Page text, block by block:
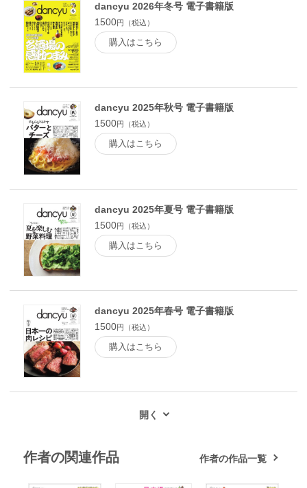
２回dancyuフェスティバル」！●dancyuフェスティバル●世界
の朝食●福地享子 築地、旬ばなし 撮影・平野太呂●福バッ
キー・イノウエ 撮影・打田浩一 京の台所、錦市場からちょ
っと悩んでみた。それで自由になったのかい？●焼売ランナウ
ェイ●「菱田家」駒場東大前／TOKYO焼売セブンデイズ●「喜
臨軒」池尻大橋／TOKYO焼売セブンデイズ●「ミモザ」表参
O焼売セブンデイズ●「ロウホウトイ」白金高輪／TOKYO焼売
セブンデイズ●「銀座アスター本店」銀座一丁目／TOKYO焼
売セブンデイズ●焼売談議●飯島奈美さんのシュウマイは肉料
理だった●『ニッポンレシピきのこ』のお知らせ●飲むヨーグ
ルトを飲むヨ。●姫野力オルコ 料理を結婚 イラスト・小山
萌江●井川直子 東京で十年。 撮影・長野陽一●トピックス●
汲田亜紀子 注文の多い映画館 イラスト・フジマツミキ●堀
●３泊４日、ソースかつ丼の旅。●バックナンバー常設書店ご
案内●ギフトカタログ案内●ニュース（新商品etc.）●予約購読
のご案内●次号予告＆編集後記●小山薫堂 一食入魂●木村俊
介 或るバーテンダー 撮影・鈴木 心●クレジット
dancyu 2026年冬号 電子書籍版
1500円（税込）
購入はこちら
dancyu 2025年秋号 電子書籍版
1500円（税込）
購入はこちら
dancyu 2025年夏号 電子書籍版
1500円（税込）
購入はこちら
dancyu 2025年春号 電子書籍版
1500円（税込）
購入はこちら
作者の関連作品 作者の作品一覧